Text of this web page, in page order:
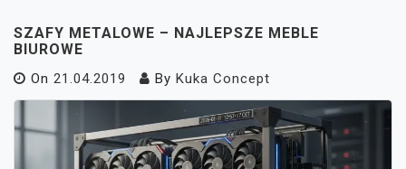
SZAFY METALOWE – NAJLEPSZE MEBLE
BIUROWE
On 21.04.2019 By Kuka Concept